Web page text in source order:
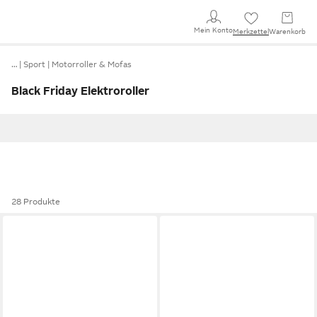
Mein KontoMerkzettel Warenkorb
… Sport Motorroller & Mofas
Black Friday Elektroroller
28 Produkte